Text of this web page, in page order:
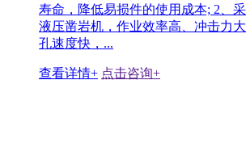
寿命，降低易损件的使用成本; 2、
液压凿岩机，作业效率高、冲击力
孔速度快，...
查看详情+ 点击咨询+